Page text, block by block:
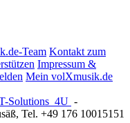
Team Kontakt zum
Impressum &
Mein volXmusik.de
Solutions 4U -
, Tel. +49 176 10015151